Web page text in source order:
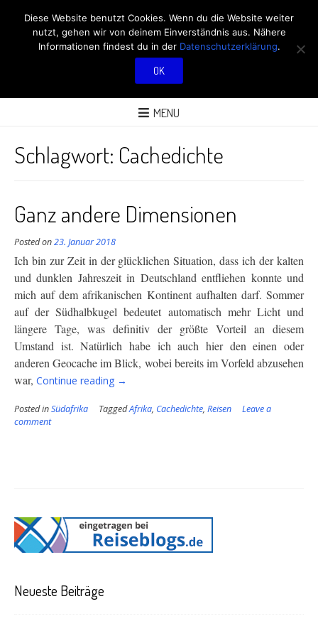
RÖBÜS OUTDOOR
BLOG
MENU
Schlagwort: Cachedichte
Ganz andere Dimensionen
Posted on23. Januar 2018
Ich bin zur Zeit in der glücklichen Situation, dass ich der kalten
und dunklen Jahreszeit in Deutschland entfliehen konnte und
mich auf dem afrikanischen Kontinent aufhalten darf. Sommer
auf der Südhalbkugel bedeutet automatisch mehr Licht und
längere Tage, was definitiv der größte Vorteil an diesem
Umstand ist. Natürlich habe ich auch hier den einen oder
anderen Geocache im Blick, wobei bereits im Vorfeld abzusehen
war, Continue reading
“Ganz
Dimensionen”
→
Posted inSüdafrika TaggedAfrika, Cachedichte, Reisen
Leave a
comment
Neueste Beiträge
Diese Website benutzt Cookies. Wenn du die Website weiter
nutzt, gehen wir von deinem Einverständnis aus. Nähere
Informationen findest du in der Datenschutzerklärung.
OK